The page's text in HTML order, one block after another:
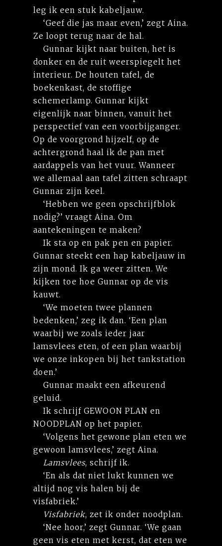
leg ik een stuk kabeljauw.
‘Geef die jas maar even,’ zegt Aina.
Ze loopt terug naar de hal.
Gunnar kijkt naar buiten, het is
donker en de ruit weerspiegelt het
interieur. De houten tafel, de
boekenkast, de stoffige
schemerlamp. Gunnar kijkt
eigenlijk naar binnen, vanuit het
perspectief van een voorbijganger.
Op de voorgrond hijzelf, op de
achtergrond haal ik de pan met
aardappels van het vuur. Wanneer
we allemaal aan tafel zitten schraapt
Gunnar zijn keel.
‘Hebben we geen opschrijfblok
nodig?’ vraagt Aina. Om
aantekeningen te maken?
Ik sta op en pak pen en papier.
Gunnar steekt een hap kabeljauw in
zijn mond. Ik ga weer zitten. We
kijken toe hoe Gunnar op de vis
kauwt.
‘We moeten twee plannen
bedenken,’ zeg ik dan. ‘Een plan
waarbij we zoals ieder jaar
lamsvlees eten, of een plan waarbij
we onze inkopen bij het tankstation
doen.’
Gunnar maakt een afkeurend
geluid.
Ik schrijf GEWOON PLAN en
NOODPLAN op het papier.
‘Volgens het gewone plan eten we
gewoon lamsvlees,’ zegt Aina.
Lamsvlees, schrijf ik.
‘En als dat niet lukt kunnen we
altijd nog vis halen bij de
visfabriek.’
Visfabriek, zet ik onder noodplan.
‘Nee hoor,’ zegt Gunnar. ‘We gaan
geen vis eten met kerst, dat eten we